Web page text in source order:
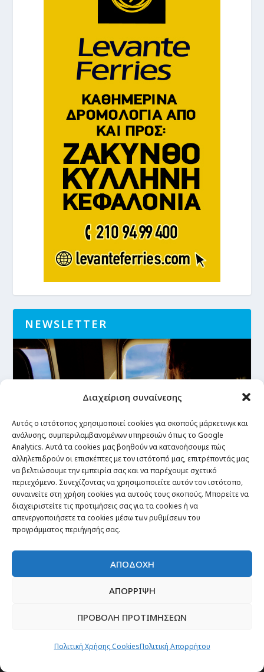
Διαχείριση συναίνεσης
Αυτός ο ιστότοπος χρησιμοποιεί cookies για σκοπούς μάρκετινγκ και
ανάλυσης, συμπεριλαμβανομένων υπηρεσιών όπως το Google
Analytics. Αυτά τα cookies μας βοηθούν να κατανοήσουμε πώς
αλληλεπιδρούν οι επισκέπτες με τον ιστότοπό μας, επιτρέποντάς μας
να βελτιώσουμε την εμπειρία σας και να παρέχουμε σχετικό
περιεχόμενο. Συνεχίζοντας να χρησιμοποιείτε αυτόν τον ιστότοπο,
συναινείτε στη χρήση cookies για αυτούς τους σκοπούς. Μπορείτε να
διαχειριστείτε τις προτιμήσεις σας για τα cookies ή να
απενεργοποιήσετε τα cookies μέσω των ρυθμίσεων του
προγράμματος περιήγησής σας.
ΑΠΟΔΟΧΗ
ΑΠΟΡΡΙΨΗ
ΠΡΟΒΟΛΗ ΠΡΟΤΙΜΗΣΕΩΝ
Πολιτική Χρήσης CookiesΠολιτική Απορρήτου
NEWSLETTER